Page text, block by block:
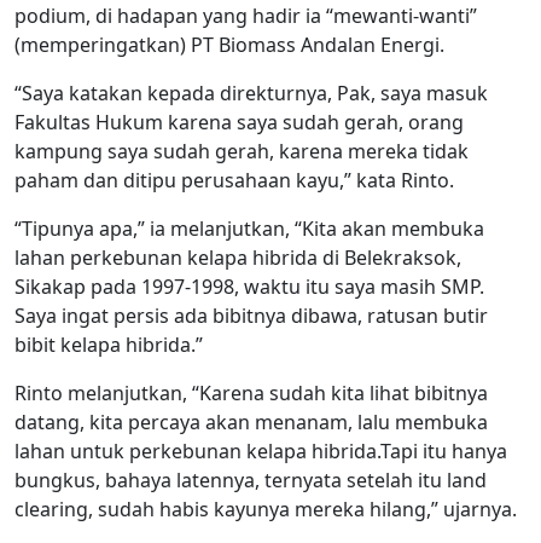
podium, di hadapan yang hadir ia “mewanti-wanti”
(memperingatkan) PT Biomass Andalan Energi.
“Saya katakan kepada direkturnya, Pak, saya masuk
Fakultas Hukum karena saya sudah gerah, orang
kampung saya sudah gerah, karena mereka tidak
paham dan ditipu perusahaan kayu,” kata Rinto.
“Tipunya apa,” ia melanjutkan, “Kita akan membuka
lahan perkebunan kelapa hibrida di Belekraksok,
Sikakap pada 1997-1998, waktu itu saya masih SMP.
Saya ingat persis ada bibitnya dibawa, ratusan butir
bibit kelapa hibrida.”
Rinto melanjutkan, “Karena sudah kita lihat bibitnya
datang, kita percaya akan menanam, lalu membuka
lahan untuk perkebunan kelapa hibrida.Tapi itu hanya
bungkus, bahaya latennya, ternyata setelah itu land
clearing, sudah habis kayunya mereka hilang,” ujarnya.